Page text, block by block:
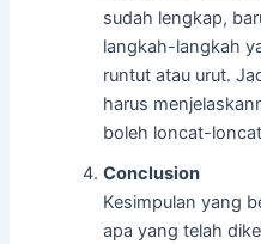
sudah lengkap,
langkah-langkah
runtut atau urut.
harus
boleh loncat-
Conclusion
Kesimpulan yang
apa yang telah